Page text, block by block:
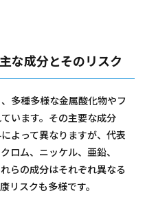
な成分とそのリスク
多種多様な金属酸化物やフ
います。その主要な成分
よって異なりますが、代表
ロム、ニッケル、亜鉛、
らの成分はそれぞれ異なる
リスクも多様です。